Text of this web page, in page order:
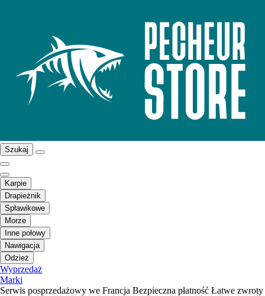
Szukaj
Karpie
Drapieżnik
Spławikowe
Morze
Inne połowy
Nawigacja
Odzież
Wyprzedaż
Marki
Serwis posprzedażowy we Francja Bezpieczna płatność Łatwe zwroty